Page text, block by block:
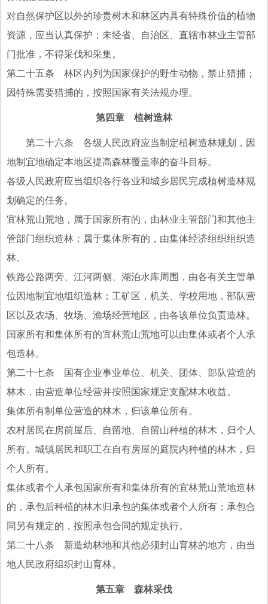
对自然保护区以外的珍贵树木和林区内具有特殊价值的植物
资源，应当认真保护；未经省、自治区、直辖市林业主管部
门批准，不得采伐和采集。
第二十五条 林区内列为国家保护的野生动物，禁止猎捕；
因特殊需要猎捕的，按照国家有关法规办理。
第四章 植树造林
第二十六条 各级人民政府应当制定植树造林规划，因
地制宜地确定本地区提高森林覆盖率的奋斗目标。
各级人民政府应当组织各行各业和城乡居民完成植树造林规
划确定的任务。
宜林荒山荒地，属于国家所有的，由林业主管部门和其他主
管部门组织造林；属于集体所有的，由集体经济组织组织造
林。
铁路公路两旁、江河两侧、湖泊水库周围，由各有关主管单
位因地制宜地组织造林；工矿区，机关、学校用地，部队营
区以及农场、牧场、渔场经营地区，由各该单位负责造林。
国家所有和集体所有的宜林荒山荒地可以由集体或者个人承
包造林。
第二十七条 国有企业事业单位、机关、团体、部队营造的
林木，由营造单位经营并按照国家规定支配林木收益。
集体所有制单位营造的林木，归该单位所有。
农村居民在房前屋后、自留地、自留山种植的林木，归个人
所有。城镇居民和职工在自有房屋的庭院内种植的林木，归
个人所有。
集体或者个人承包国家所有和集体所有的宜林荒山荒地造林
的，承包后种植的林木归承包的集体或者个人所有；承包合
同另有规定的，按照承包合同的规定执行。
第二十八条 新造幼林地和其他必须封山育林的地方，由当
地人民政府组织封山育林。
第五章 森林采伐